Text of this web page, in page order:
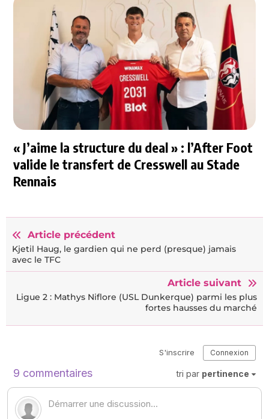
« J’aime la structure du deal » : l’After Foot
valide le transfert de Cresswell au Stade
Rennais
Article précédent
Kjetil Haug, le gardien qui ne perd (presque) jamais
avec le TFC
Article suivant
Ligue 2 : Mathys Niflore (USL Dunkerque) parmi les plus
fortes hausses du marché